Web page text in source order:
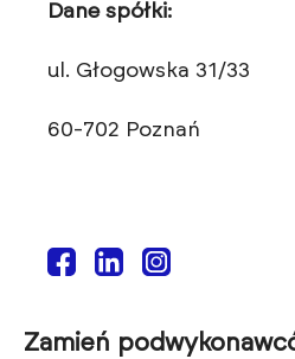
Dane spółki:
ul. Głogowska 31/33
60-702 Poznań
Zamień